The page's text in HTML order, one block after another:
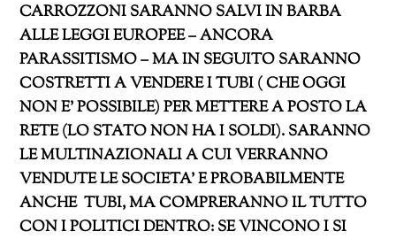
CARROZZONI SARANNO SALVI IN BARBA
ALLE LEGGI EUROPEE – ANCORA
PARASSITISMO – MA IN SEGUITO SARANNO
COSTRETTI A VENDERE I TUBI ( CHE OGGI
NON E’ POSSIBILE) PER METTERE A POSTO LA
RETE (LO STATO NON HA I SOLDI). SARANNO
LE MULTINAZIONALI A CUI VERRANNO
VENDUTE LE SOCIETA’ E PROBABILMENTE
ANCHE TUBI, MA COMPRERANNO IL TUTTO
CON I POLITICI DENTRO: SE VINCONO I SI